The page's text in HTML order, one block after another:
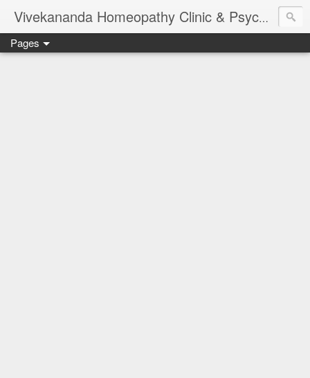
Vivekananda Homeopathy Clinic & Psychological Counseling Centre, Chennai
Pages